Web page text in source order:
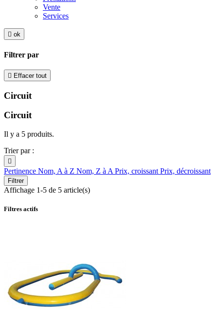
Vente
Services
 ok
Filtrer par
 Effacer tout
Circuit
Circuit
Il y a 5 produits.
Trier par :

Pertinence Nom, A à Z Nom, Z à A Prix, croissant Prix, décroissant
Filtrer
Affichage 1-5 de 5 article(s)
Filtres actifs